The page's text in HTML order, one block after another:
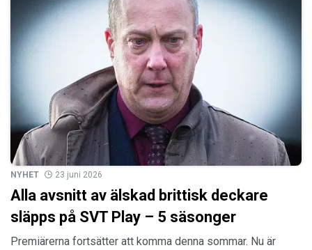
NYHET 23 juni 2026
Alla avsnitt av älskad brittisk deckare
släpps på SVT Play – 5 säsonger
Premiärerna fortsätter att komma denna sommar. Nu är